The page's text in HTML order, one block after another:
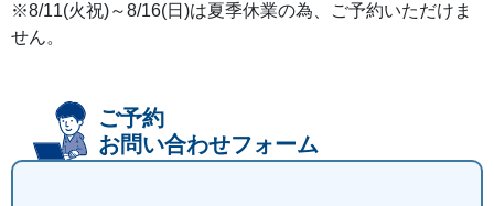
※8/11(火祝)～8/16(日)は夏季休業の為、ご予約いただけま
せん。
ご予約
お問い合わせフォーム